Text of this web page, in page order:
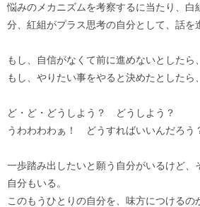
悩みのメカニズムを考察するに当たり、白
分、紅組がプラス思考の自分として、話を
もし、自信がなくて前に進めないとしたら
もし、やりたい事をやると決めたとしたら
ど・ど・どうしよう？ どうしよう？
うわわわわぁ！ どうすればいいんだろう
一歩踏み出したいと願う自分がいるけど、
自分もいる。
このもうひとりの自分を、味方につける